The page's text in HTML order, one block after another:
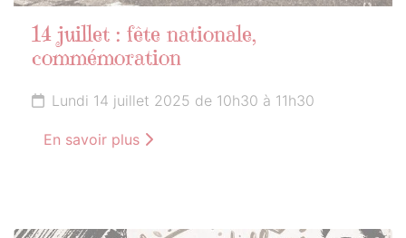
14 juillet : fête nationale,
commémoration
Lundi 14 juillet 2025 de 10h30 à 11h30
En savoir plus